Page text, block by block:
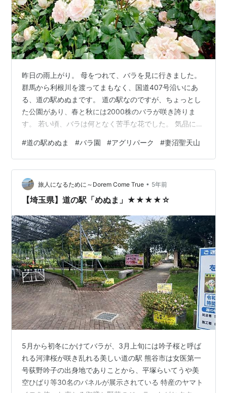
昨日の雨上がり。 母をつれて、バラを見に行きました。
群馬から利根川を渡ってまもなく、国道407号沿いにあ
る、道の駅めぬまです。 道の駅なのですが、ちょっとし
た公園があり、春と秋には2000株のバラが咲き誇りま
す。 若い頃、バラは何となく苦手な花でした。 気品に満
と思っていたからです。 お高くとまっているイメージも
あり(笑)何だか気に入らないところもありました。 自分
に自信がない上に、ちょっとひねくれていたのかも知れ
ません(;^ω^) 今でこそ、気持ちもだいぶ落ち着きました
が、若かりし頃は、色々と思うところもありましたか
#道の駅めぬま #バラ園 #アグリパーク #妻沼聖天山
旅人になるために～Dorem Come True • 5年前
【埼玉県】道の駅「めぬま」★★★★☆
5月から初冬にかけてバラが、3月上旬には吟子桜と呼ば
れる河津桜が咲き乱れる美しい道の駅 熊谷市は女医第一
号荻野吟子の出身地でありことから、平塚らいてうや美
空ひばり等30名のパネルが展示されている 特産のヤマト